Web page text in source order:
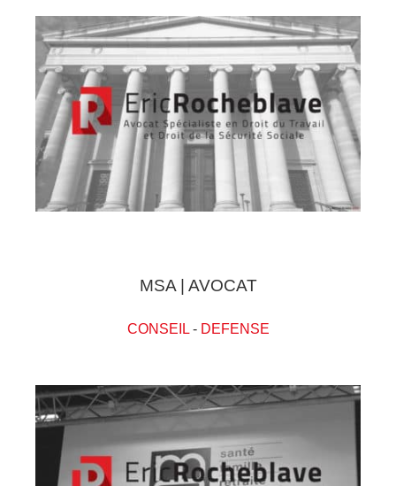
MSA | AVOCAT
CONSEIL- DEFENSE